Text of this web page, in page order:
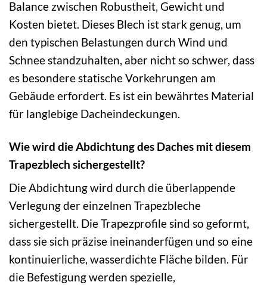
Balance zwischen Robustheit, Gewicht und
Kosten bietet. Dieses Blech ist stark genug, um
den typischen Belastungen durch Wind und
Schnee standzuhalten, aber nicht so schwer, dass
es besondere statische Vorkehrungen am
Gebäude erfordert. Es ist ein bewährtes Material
für langlebige Dacheindeckungen.
Wie wird die Abdichtung des Daches mit diesem
Trapezblech sichergestellt?
Die Abdichtung wird durch die überlappende
Verlegung der einzelnen Trapezbleche
sichergestellt. Die Trapezprofile sind so geformt,
dass sie sich präzise ineinanderfügen und so eine
kontinuierliche, wasserdichte Fläche bilden. Für
die Befestigung werden spezielle,